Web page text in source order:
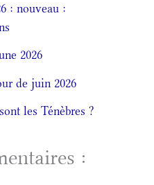
: nouveau :
2026
de juin 2026
les Ténèbres ?
: